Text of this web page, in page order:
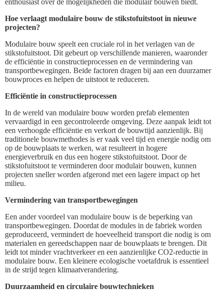
enthousiast over de mogelijkheden die modulair bouwen biedt.
Hoe verlaagt modulaire bouw de stikstofuitstoot in nieuwe
projecten?
Modulaire bouw speelt een cruciale rol in het verlagen van de
stikstofuitstoot. Dit gebeurt op verschillende manieren, waaronder
de efficiëntie in constructieprocessen en de vermindering van
transportbewegingen. Beide factoren dragen bij aan een duurzamer
bouwproces en helpen de uitstoot te reduceren.
Efficiëntie in constructieprocessen
In de wereld van modulaire bouw worden prefab elementen
vervaardigd in een gecontroleerde omgeving. Deze aanpak leidt tot
een verhoogde efficiëntie en verkort de bouwtijd aanzienlijk. Bij
traditionele bouwmethodes is er vaak veel tijd en energie nodig om
op de bouwplaats te werken, wat resulteert in hogere
energieverbruik en dus een hogere stikstofuitstoot. Door de
stikstofuitstoot te verminderen door modulair bouwen, kunnen
projecten sneller worden afgerond met een lagere impact op het
milieu.
Vermindering van transportbewegingen
Een ander voordeel van modulaire bouw is de beperking van
transportbewegingen. Doordat de modules in de fabriek worden
geproduceerd, vermindert de hoeveelheid transport die nodig is om
materialen en gereedschappen naar de bouwplaats te brengen. Dit
leidt tot minder vrachtverkeer en een aanzienlijke CO2-reductie in
modulaire bouw. Een kleinere ecologische voetafdruk is essentieel
in de strijd tegen klimaatverandering.
Duurzaamheid en circulaire bouwtechnieken